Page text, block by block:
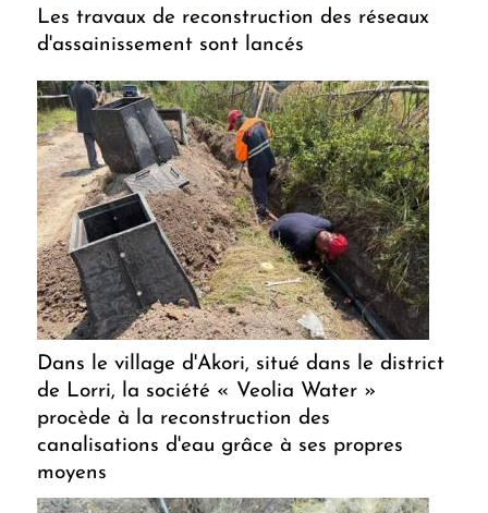
Les travaux de reconstruction des réseaux
d'assainissement sont lancés
Dans le village d'Akori, situé dans le district
de Lorri, la société « Veolia Water »
procède à la reconstruction des
canalisations d'eau grâce à ses propres
moyens